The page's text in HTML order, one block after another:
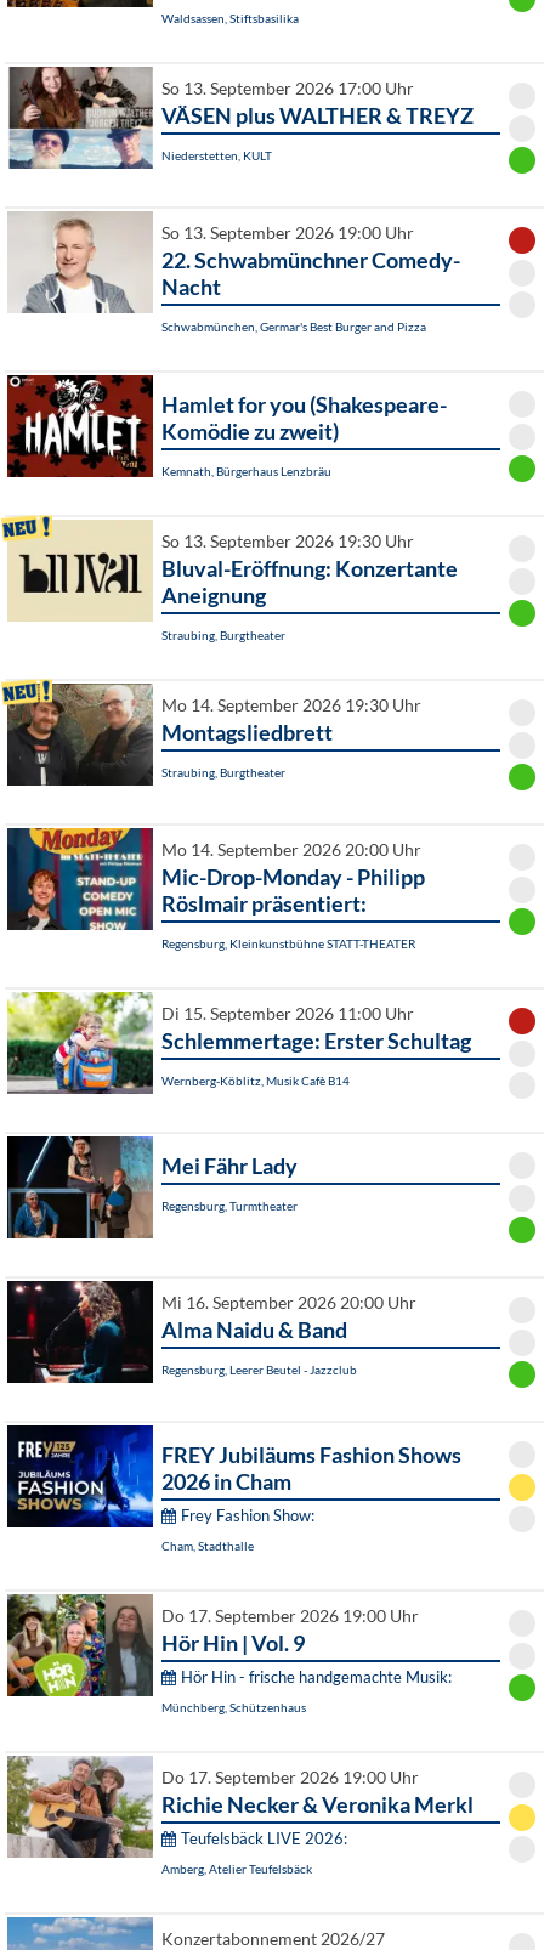
Waldsassen, Stiftsbasilika
So 13. September 2026 17:00 Uhr
VÄSEN plus WALTHER & TREYZ
Niederstetten, KULT
So 13. September 2026 19:00 Uhr
22. Schwabmünchner Comedy-
Nacht
Schwabmünchen, Germar's Best Burger and Pizza
Hamlet for you (Shakespeare-
Komödie zu zweit)
Kemnath, Bürgerhaus Lenzbräu
So 13. September 2026 19:30 Uhr
Bluval-Eröffnung: Konzertante
Aneignung
Straubing, Burgtheater
Mo 14. September 2026 19:30 Uhr
Montagsliedbrett
Straubing, Burgtheater
Mo 14. September 2026 20:00 Uhr
Mic-Drop-Monday - Philipp
Röslmair präsentiert:
Regensburg, Kleinkunstbühne STATT-THEATER
Di 15. September 2026 11:00 Uhr
Schlemmertage: Erster Schultag
Wernberg-Köblitz, Musik Cafè B14
Mei Fähr Lady
Regensburg, Turmtheater
Mi 16. September 2026 20:00 Uhr
Alma Naidu & Band
Regensburg, Leerer Beutel - Jazzclub
FREY Jubiläums Fashion Shows
2026 in Cham
Frey Fashion Show:
Cham, Stadthalle
Do 17. September 2026 19:00 Uhr
Hör Hin | Vol. 9
Hör Hin - frische handgemachte Musik:
Münchberg, Schützenhaus
Do 17. September 2026 19:00 Uhr
Richie Necker & Veronika Merkl
Teufelsbäck LIVE 2026:
Amberg, Atelier Teufelsbäck
Konzertabonnement 2026/27